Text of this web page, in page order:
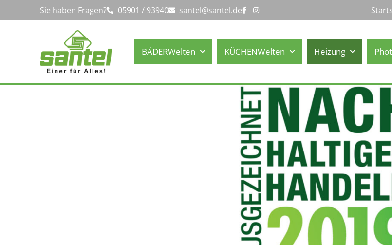
Sie haben Fragen? 05901 / 93940 santel@santel.de
BÄDERWelten KÜCHENWelten Heizung